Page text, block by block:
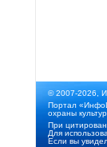
© 2007-2026,
Портал
охраны
При
Для
Если вы